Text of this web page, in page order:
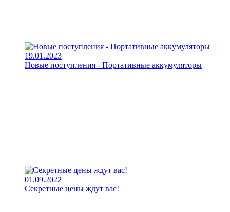
19.01.2023
Новые поступления - Портативные аккумуляторы
01.09.2022
Секретные цены ждут вас!